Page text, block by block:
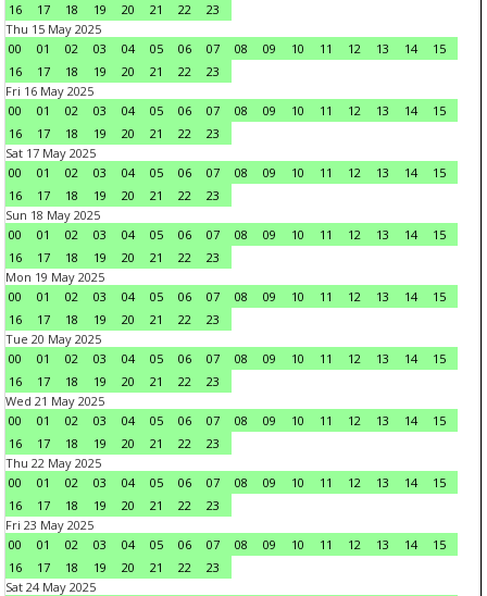
16
17 18 19 20 21 22
23
Thu 15 May 2025
00
01 02 03 04 05 06 07 08 09 10 11 12 13 14
15
16
17 18 19 20 21 22
23
Fri 16 May 2025
00
01 02 03 04 05 06 07 08 09 10 11 12 13 14
15
16
17 18 19 20 21 22
23
Sat 17 May 2025
00
01 02 03 04 05 06 07 08 09 10 11 12 13 14
15
16
17 18 19 20 21 22
23
Sun 18 May 2025
00
01 02 03 04 05 06 07 08 09 10 11 12 13 14
15
16
17 18 19 20 21 22
23
Mon 19 May 2025
00
01 02 03 04 05 06 07 08 09 10 11 12 13 14
15
16
17 18 19 20 21 22
23
Tue 20 May 2025
00
01 02 03 04 05 06 07 08 09 10 11 12 13 14
15
16
17 18 19 20 21 22
23
Wed 21 May 2025
00
01 02 03 04 05 06 07 08 09 10 11 12 13 14
15
16
17 18 19 20 21 22
23
Thu 22 May 2025
00
01 02 03 04 05 06 07 08 09 10 11 12 13 14
15
16
17 18 19 20 21 22
23
Fri 23 May 2025
00
01 02 03 04 05 06 07 08 09 10 11 12 13 14
15
16
17 18 19 20 21 22
23
Sat 24 May 2025